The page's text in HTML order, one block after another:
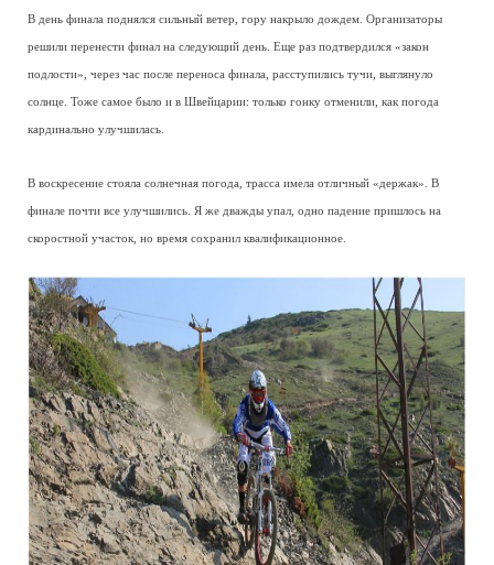
В день финала поднялся сильный ветер, гору накрыло дождем. Организаторы
решили перенести финал на следующий день. Еще раз подтвердился «закон
подлости», через час после переноса финала, расступились тучи, выглянуло
солнце. Тоже самое было и в Швейцарии: только гонку отменили, как погода
кардинально улучшилась.
В воскресение стояла солнечная погода, трасса имела отличный «держак». В
финале почти все улучшились. Я же дважды упал, одно падение пришлось на
скоростной участок, но время сохранил квалификационное.